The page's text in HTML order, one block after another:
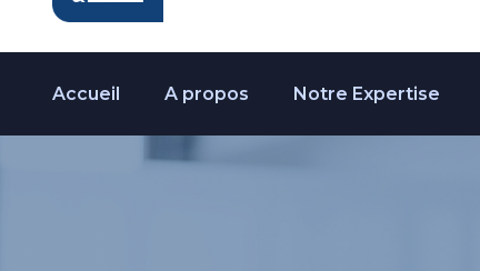
Accueil A propos Notre Expertise